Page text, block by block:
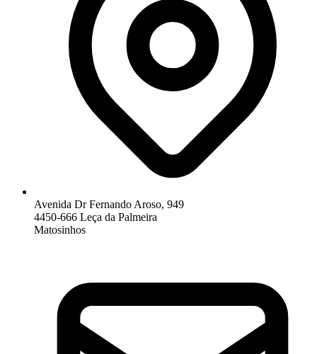
Avenida Dr Fernando Aroso, 949
4450-666 Leça da Palmeira
Matosinhos